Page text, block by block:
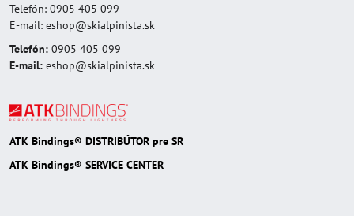
Telefón: 0905 405 099
E-mail: eshop@skialpinista.sk
Telefón: 0905 405 099
E-mail: eshop@skialpinista.sk
ATK Bindings® DISTRIBÚTOR pre SR
ATK Bindings® SERVICE CENTER